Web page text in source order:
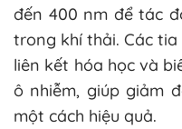
đến 400 nm để tác
trong khí thải. Các
liên kết hóa học và
ô nhiễm, giúp giảm
một cách hiệu quả.